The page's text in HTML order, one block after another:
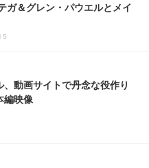
ガ＆グレン・パウエルとメイ
、動画サイトで丹念な役作り
編映像